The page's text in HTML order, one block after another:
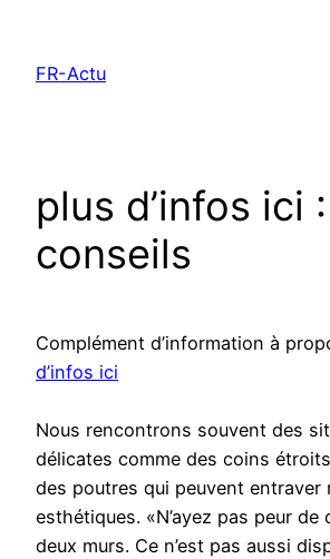
contenu
FR-Actu
plus d’infos ici
conseils
Complément d’information à
d’infos ici
Nous rencontrons souvent des
délicates comme des coins
des poutres qui peuvent entraver
esthétiques. «N’ayez pas peur de
deux murs. Ce n’est pas aussi